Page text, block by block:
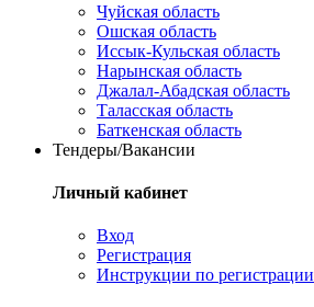
Чуйская область
Ошская область
Иссык-Кульская область
Нарынская область
Джалал-Абадская область
Таласская область
Баткенская область
Тендеры/Вакансии
Личный кабинет
Вход
Регистрация
Инструкции по регистрации